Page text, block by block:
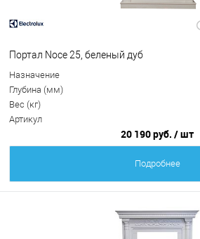
Портал Noce 25, беленый дуб
Назначение
Глубина (мм)
Вес (кг)
Артикул
20 190 руб. / шт
Подробнее